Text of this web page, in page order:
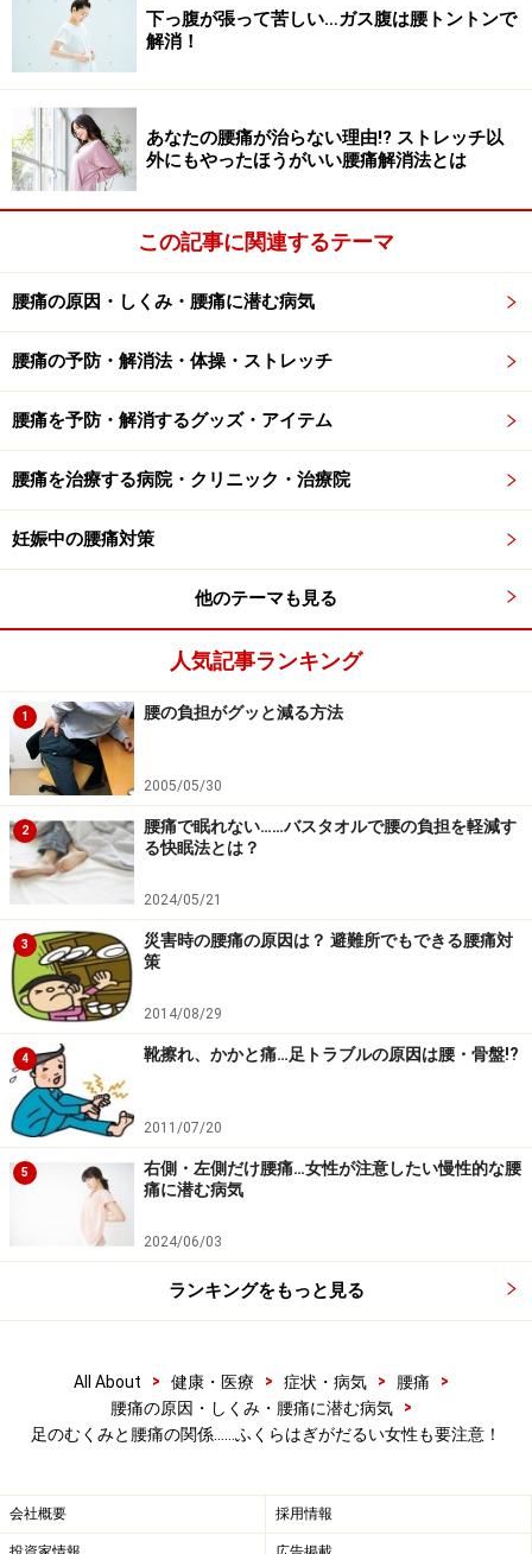
消えない場合は、むくみの可能性大です。デスクワーク
の人、立ち仕事の人は、夕方になると足がむくみ、お風
呂に入ってゆっくり温まったり、休息をとったりするこ
とで、軽減されていきます。
また、大量の飲酒の翌朝に顔がむくむ
期に解消されるケースもあり、この場合は特に心配はあ
りませんが、中には病気のシグナルのむくみもありま
顔や下半身、足のむくみが、長引きひどい場合や他にも
症状がある場合は、腎臓や心臓、甲状腺の病気などが関
連するかもしれませんので、病院での検査が必要になり
ます。
肉……むくみと腰痛の関係
ふくらはぎの筋肉は、下肢の血液を心臓の方向へ戻すポンプ
の役割があります
足を含めふくらはぎの働きは、とても重要です。全身に
酸素や栄養を送るために、血流は無くてはならないもの
なのですが、足へ向かった血流は、体の下部である足か
ら心臓方向の上部へ戻らなくてはなりません。
その時にポンプの役割をするのが、ふくらはぎの筋肉で
す。このふくらはぎの機能が衰えた時に、血管内外での
水分のやりとりが、うまくいかなくなることが多く、ふ
くらはぎのだるさや足のむくみが表れやすくなるので
す。
ふくらはぎの筋肉は、実は腰の働きにとても影響されや
すいです。腰痛の人、または腰痛の前兆では、腰を支え
る筋肉の硬さに左右差が出るケースが多いです。それに
伴い、骨盤の高さや股関節の位置の左右差が大きくなっ
の時、重心のズレから、ふくらはぎの筋肉が、大きな負
担を強いられることになりかねません。詳しくは、「 血
い。
下っ腹が張って苦しい…ガス腹は腰トントンで
解消！
あなたの腰痛が治らない理由!? ストレッチ以
外にもやったほうがいい腰痛解消法とは
この記事に関連するテーマ
腰痛の原因・しくみ・腰痛に潜む病気
腰痛の予防・解消法・体操・ストレッチ
腰痛を予防・解消するグッズ・アイテム
腰痛を治療する病院・クリニック・治療院
妊娠中の腰痛対策
他のテーマも見る
人気記事ランキング
1 腰の負担がグッと減る方法
2005/05/30
2
腰痛で眠れない……バスタオルで腰の負担を軽減す
る快眠法とは？
2024/05/21
3
災害時の腰痛の原因は？ 避難所でもできる腰痛対
策
2014/08/29
4 靴擦れ、かかと痛…足トラブルの原因は腰・骨盤!?
2011/07/20
5
右側・左側だけ腰痛…女性が注意したい慢性的な腰
痛に潜む病気
2024/06/03
ランキングをもっと見る
All About > 健康・医療 > 症状・病気 > 腰痛
>
腰痛の原因・しくみ・腰痛に潜む病気
>
足のむくみと腰痛の関係……ふくらはぎがだるい女性も要注意！
会社概要 採用情報